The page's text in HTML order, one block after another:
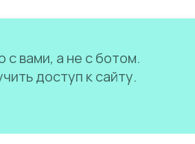
вами, а не с ботом.
доступ к сайту.